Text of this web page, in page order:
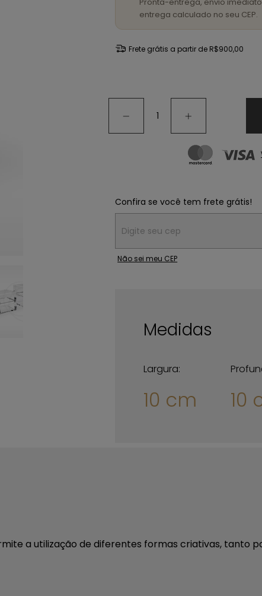
entrega calculado no seu CEP.
Frete grátis a partir de R$900,00
Confira se você tem frete grátis!
Entregas para o CEP:
Não sei meu CEP
Medidas
Largura:
10 cm 10
a utilização de diferentes formas criativas, tanto